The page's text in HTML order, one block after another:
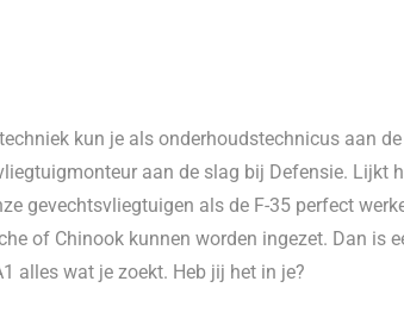
kun je als onderhoudstechnicus aan
aan de slag bij Defensie. Lijkt
gevechtsvliegtuigen als de F-35 perfect
of Chinook kunnen worden ingezet. Dan is
alles wat je zoekt. Heb jij het in je?